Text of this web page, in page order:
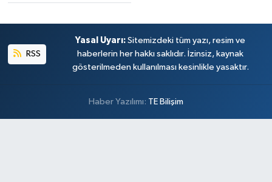
RSS
Yasal Uyarı: Sitemizdeki tüm yazı, resim ve
haberlerin her hakkı saklıdır. İzinsiz, kaynak
gösterilmeden kullanılması kesinlikle yasaktır.
Haber Yazılımı: TE Bilişim